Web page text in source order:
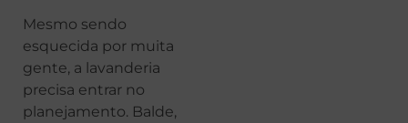
Mesmo sendo
esquecida por muita
gente, a lavanderia
precisa entrar no
planejamento. Balde,